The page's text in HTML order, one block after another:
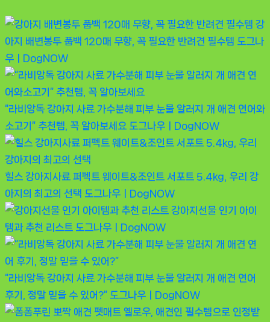
강
아지 배변봉투 풉백 120매 무향, 꼭 필요한 반려견 필수템 도그나
우ㅣDogNOW
“라비앙독 강아지 사료 가수분해 피부 눈물 알러지 개 애견 연어와
소고기” 추천템, 꼭 알아보세요 도그나우ㅣDogNOW
힐스 강아지사료 퍼펙트 웨이트&조인트 서포트 5.4kg, 우리 강
아지의 최고의 선택 도그나우ㅣDogNOW
강아지선물 인기 아이
템과 추천 리스트 도그나우ㅣDogNOW
“라비앙독 강아지 사료 가수분해 피부 눈물 알러지 개 애견 연어
후기, 정말 믿을 수 있어?” 도그나우ㅣDogNOW